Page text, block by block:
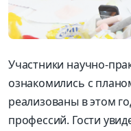
Участники научно-
ознакомились с
реализованы в этом
профессий. Гости